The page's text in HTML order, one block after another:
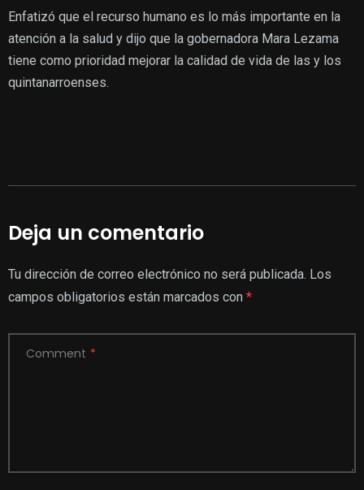
Enfatizó que el recurso humano es lo más importante en la
atención a la salud y dijo que la gobernadora Mara Lezama
tiene como prioridad mejorar la calidad de vida de las y los
quintanarroenses.
Deja un comentario
Tu dirección de correo electrónico no será publicada. Los
campos obligatorios están marcados con *
Comment *